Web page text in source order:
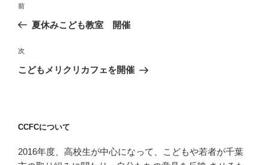
ビ
ゲ
ン
前
の
稿
前
夏休みこども教室 開催
次
の
次
こどもメリクリカフェを開催
CCFCについて
2016年度、高校生が中心になって、こどもや若者が千葉